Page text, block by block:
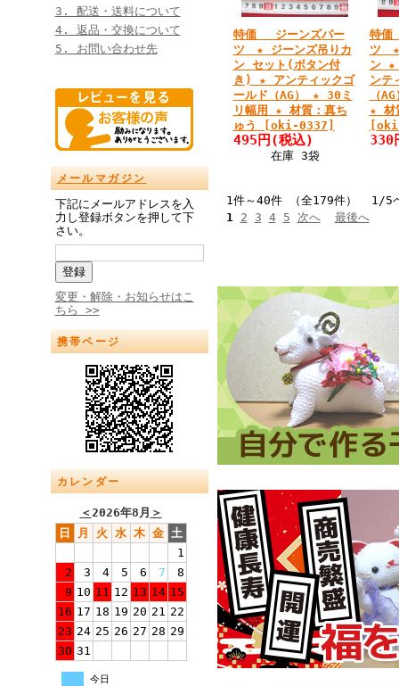
3. 配送・送料について
4. 返品・交換について
5. お問い合わせ先
メールマガジン
下記にメールアドレスを入
力し登録ボタンを押して下
さい。
変更・解除・お知らせはこ
ちら >>
携帯ページ
カレンダー
＜2026年8月 ＞
日
月 火 水 木 金 土
1
2
3 4 5 6 7
8
9 10 11 12 13 14 15
16 17 18 19 20 21 22
23 24 25 26 27 28 29
30 31
今日
特価 ジーンズパー
ツ ★ ジーンズ吊りカ
ン セット(ボタン付
き) ★ アンティックゴ
ールド（AG） ★ 30ミ
リ幅用 ★ 材質：真ち
ゅう [oki-0337]
495円 (税込)
在庫 3袋
特価
ツ ★
ン ★
ンテ
（
★ 材
330
1件～40件 （全179件） 1/5
1
2 3 4 5 次へ 最後へ